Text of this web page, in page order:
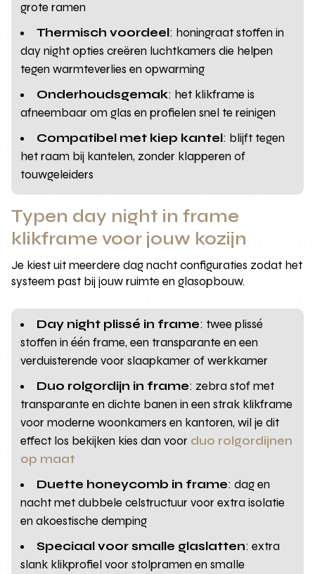
grote ramen
Thermisch voordeel: honingraat stoffen in
day night opties creëren luchtkamers die helpen
tegen warmteverlies en opwarming
Onderhoudsgemak: het klikframe is
afneembaar om glas en profielen snel te reinigen
Compatibel met kiep kantel: blijft tegen
het raam bij kantelen, zonder klapperen of
touwgeleiders
Typen day night in frame
klikframe voor jouw kozijn
Je kiest uit meerdere dag nacht configuraties zodat het
systeem past bij jouw ruimte en glasopbouw.
Day night plissé in frame: twee plissé
stoffen in één frame, een transparante en een
verduisterende voor slaapkamer of werkkamer
Duo rolgordijn in frame: zebra stof met
transparante en dichte banen in een strak klikframe
voor moderne woonkamers en kantoren, wil je dit
effect los bekijken kies dan voor duo rolgordijnen
op maat
Duette honeycomb in frame: dag en
nacht met dubbele celstructuur voor extra isolatie
en akoestische demping
Speciaal voor smalle glaslatten: extra
slank klikprofiel voor stolpramen en smalle